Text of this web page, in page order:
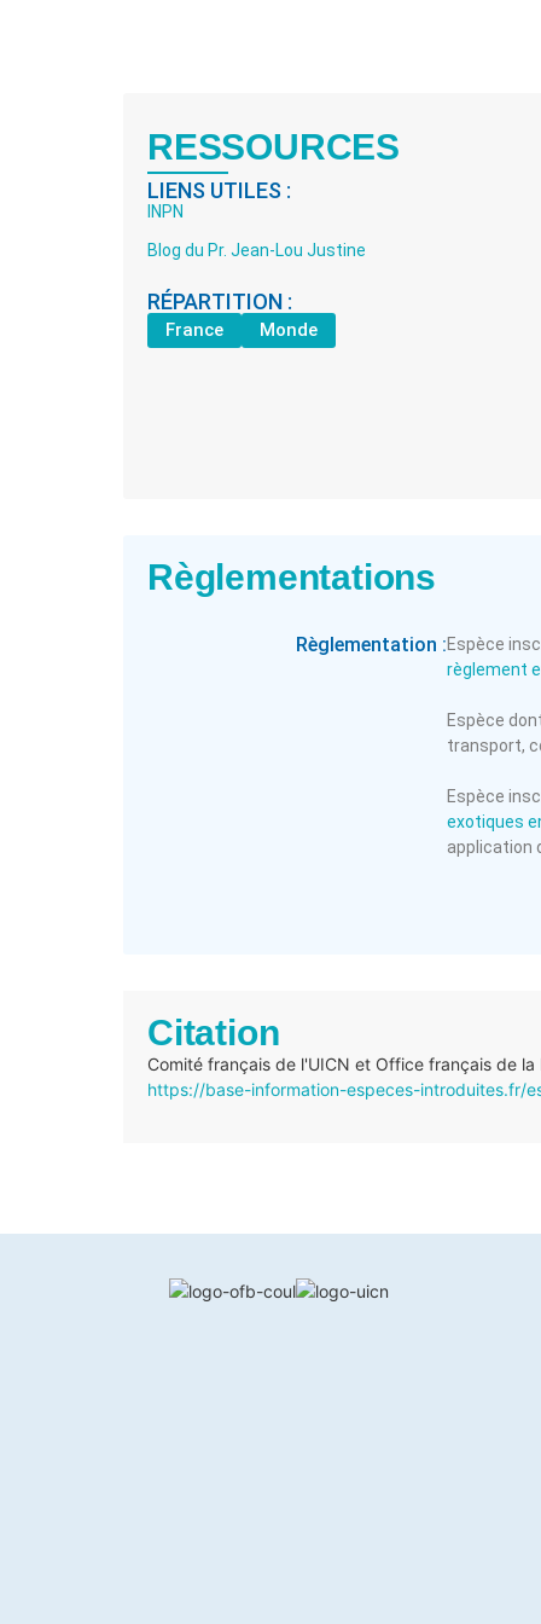
RESSOURCES
LIENS UTILES :
INPN
Blog du Pr. Jean-Lou Justine
RÉPARTITION :
France Monde
Règlementations
Règlementation :Espèce
règlement
Espèce
transport,
Espèce
exotiques
application
Citation
Comité français de l'UICN et Office français de
https://base-information-especes-introduites.fr/